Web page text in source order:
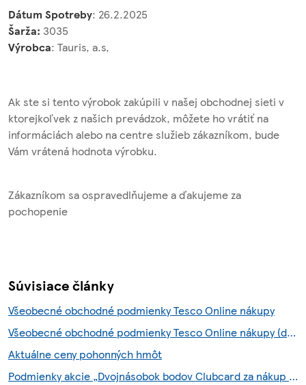
Dátum Spotreby: 26.2.2025
Šarža: 3035
Výrobca: Tauris, a.s,
Ak ste si tento výrobok zakúpili v našej obchodnej sieti v
ktorejkoľvek z našich prevádzok, môžete ho vrátiť na
informáciách alebo na centre služieb zákazníkom, bude
Vám vrátená hodnota výrobku.
Zákazníkom sa ospravedlňujeme a ďakujeme za
pochopenie
Súvisiace články
Všeobecné obchodné podmienky Tesco Online nákupy
Všeobecné obchodné podmienky Tesco Online nákupy (do 6.8.2026)
Aktuálne ceny pohonných hmôt
Podmienky akcie „Dvojnásobok bodov Clubcard za nákup so službou Scan & Shop“